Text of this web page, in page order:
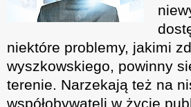
niektóre problemy, jakimi
wyszkowskiego, powinny
terenie. Narzekają też na
współobywateli w życie